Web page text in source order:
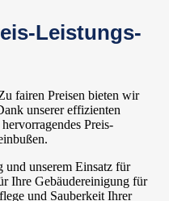
Leistungs-
fairen Preisen bieten wir
unserer effizienten
Preis-
und unserem Einsatz für
Ihre Gebäudereinigung für
und Sauberkeit Ihrer